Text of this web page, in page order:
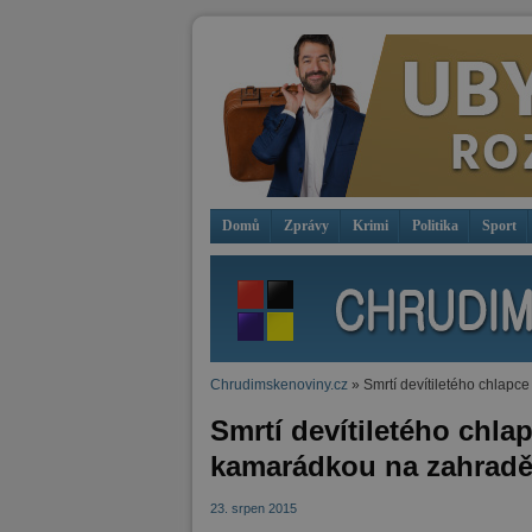
Domů Zprávy Krimi Politika Sport
Chrudimskenoviny.cz » Smrtí devítiletého
Smrtí devítiletého
kamarádkou na
23. srpen 2015